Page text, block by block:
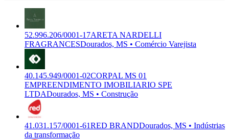
52.996.206/0001-17ARETA NARDELLI
FRAGRANCESDourados, MS • Comércio Varejista
40.145.949/0001-02CORPAL MS 01
EMPREENDIMENTO IMOBILIARIO SPE
LTDADourados, MS • Construção
41.031.157/0001-61RED BRANDDourados, MS • Indústrias
da transformação